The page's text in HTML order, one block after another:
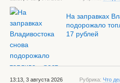
На заправках
подорожало
17 рублей
13:13, 3 августа 2026 Рубрика: Что